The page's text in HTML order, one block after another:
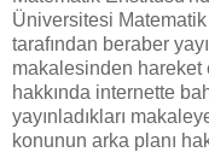
Üniversitesi
tarafından beraber
makalesinden
hakkında internette
yayınladıkları
konunun arka planı